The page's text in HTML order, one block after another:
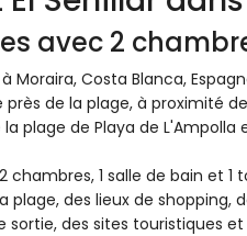
avec 2
Moraira, Costa Blanca,
de la plage, à proximité
plage de Playa de L'Ampolla
1 salle de bain et 1
des lieux de shopping,
sortie, des sites touristiques